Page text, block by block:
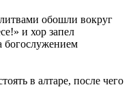
обошли вокруг
и хор запел
богослужением
в алтаре, после чего